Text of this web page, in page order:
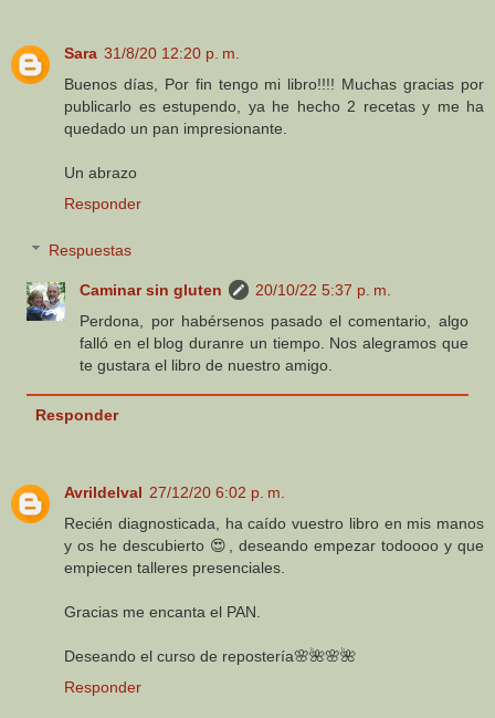
Sara 31/8/20 12:20 p. m.
Buenos días, Por fin tengo mi libro!!!! Muchas gracias por
publicarlo es estupendo, ya he hecho 2 recetas y me ha
quedado un pan impresionante.
Un abrazo
Responder
Respuestas
Caminar sin gluten
20/10/22 5:37 p. m.
Perdona, por habérsenos pasado el comentario, algo
falló en el blog duranre un tiempo. Nos alegramos que
te gustara el libro de nuestro amigo.
Responder
Avrildelval 27/12/20 6:02 p. m.
Recién diagnosticada, ha caído vuestro libro en mis manos
y os he descubierto 😍, deseando empezar todoooo y que
empiecen talleres presenciales.
Gracias me encanta el PAN.
Deseando el curso de repostería🌸🌺🌸🌺
Responder